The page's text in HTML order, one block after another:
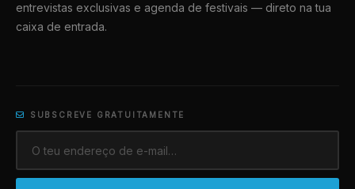
entrevistas exclusivas e agenda de festivais — direto na tua
caixa de entrada.
SUBSCREVE GRATUITAMENTE